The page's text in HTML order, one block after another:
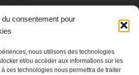
consentement pour
nous utilisons des technologies
et/ou accéder aux informations sur les
ces technologies nous permettra de traiter